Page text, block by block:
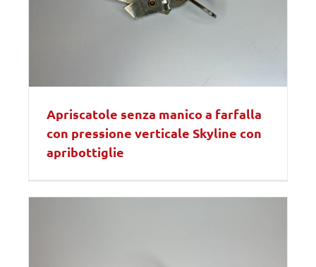
Apriscatole senza manico a farfalla
con pressione verticale Skyline con
apribottiglie